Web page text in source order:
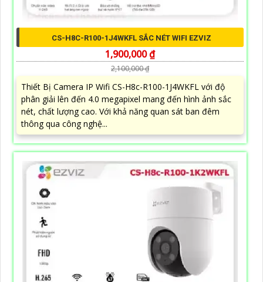
CS-H8C-R100-1J4WKFL SẮC NÉT WIFI EZVIZ
1,900,000 ₫
2,100,000 ₫
Thiết Bị Camera IP Wifi CS-H8c-R100-1J4WKFL với độ
phân giải lên đến 4.0 megapixel mang đến hình ảnh sắc
nét, chất lượng cao. Với khả năng quan sát ban đêm
thông qua công nghệ...